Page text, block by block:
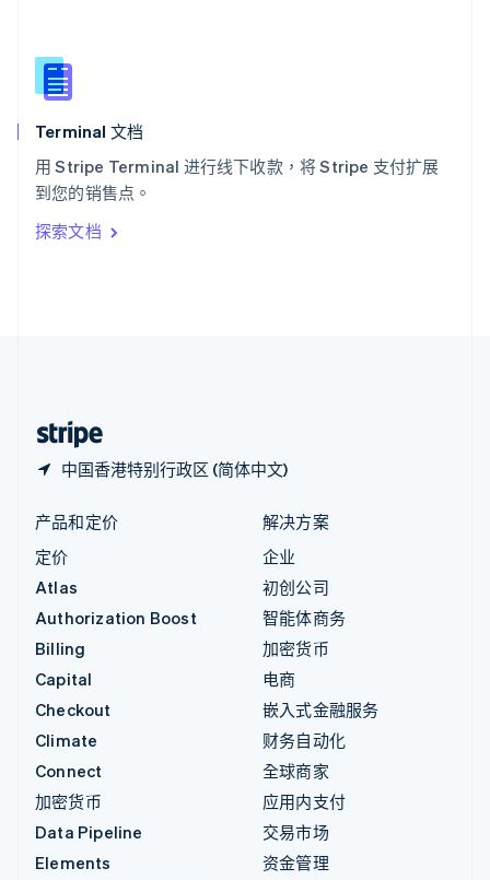
Terminal 文档
用 Stripe Terminal 进行线下收款，将 Stripe 支付扩展
到您的销售点。
探索文档
中国香港特别行政区 (简体中文)
English
新西兰
匈牙利
意大利
ItalianoEnglish
印度
English
产品和定价
定价
Atlas
Authorization Boost
Billing
Capital
Checkout
Climate
Connect
加密货币
Data Pipeline
Elements
解决方案
企业
初创公司
智能体商务
加密货币
电商
嵌入式金融服务
财务自动化
全球商家
应用内支付
交易市场
资金管理